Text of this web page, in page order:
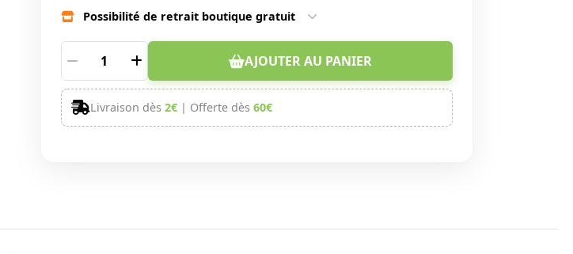
Possibilité de retrait boutique gratuit
AJOUTER AU PANIER
Livraison dès 2€| Offerte dès 60€